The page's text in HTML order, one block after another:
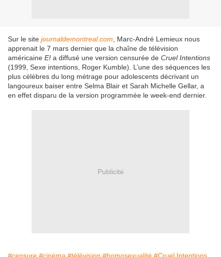
Sur le site journaldemontreal.com , Marc-André Lemieux nous
apprenait le 7 mars dernier que la chaîne de télévision
américaine E! a diffusé une version censurée de Cruel Intentions
(1999, Sexe intentions, Roger Kumble). L’une des séquences les
plus célèbres du long métrage pour adolescents décrivant un
langoureux baiser entre Selma Blair et Sarah Michelle Gellar, a
en effet disparu de la version programmée le week-end dernier.
Publicité